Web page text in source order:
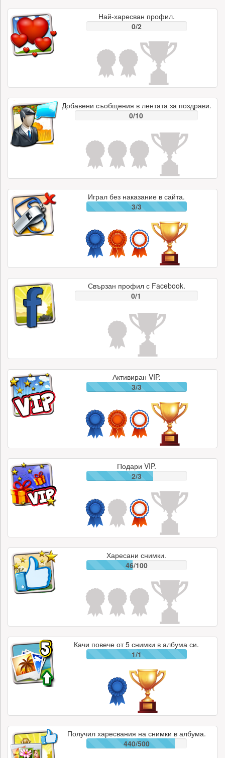
Най-харесван профил.
0/2
Добавени съобщения в лентата за поздрави.
0/10
Играл без наказание в сайта.
3/3
Свързан профил с Facebook.
0/1
Активиран VIP.
3/3
Подари VIP.
2/3
Харесани снимки.
46/100
Качи повече от 5 снимки в албума си.
1/1
Получил харесвания на снимки в албума.
440/500